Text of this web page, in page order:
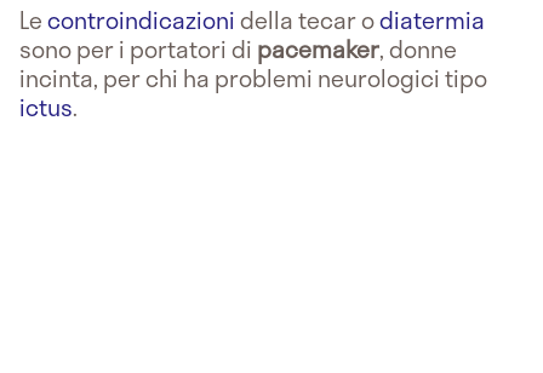
Lecontroindicazionidella tecar odiatermia
sono per i portatori di pacemaker, donne
incinta, per chi ha problemi neurologici tipo
ictus.